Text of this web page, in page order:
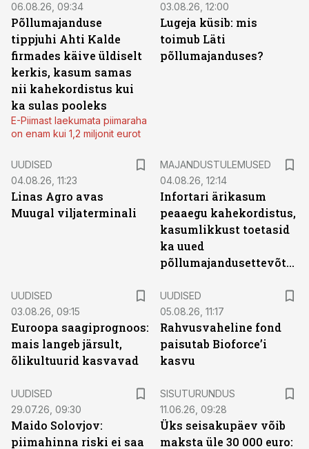
06.08.26, 09:34
Põllumajanduse
tippjuhi Ahti Kalde
firmades käive üldiselt
kerkis, kasum samas
nii kahekordistus kui
ka sulas pooleks
E-Piimast laekumata piimaraha
on enam kui 1,2 miljonit eurot
03.08.26, 12:00
Lugeja küsib: mis
toimub Läti
põllumajanduses?
UUDISED
04.08.26, 11:23
Linas Agro avas
Muugal viljaterminali
MAJANDUSTULEMUSED
04.08.26, 12:14
Infortari ärikasum
peaaegu kahekordistus,
kasumlikkust toetasid
ka uued
põllumajandusettevõtted
UUDISED
03.08.26, 09:15
Euroopa saagiprognoos:
mais langeb järsult,
õlikultuurid kasvavad
UUDISED
05.08.26, 11:17
Rahvusvaheline fond
paisutab Bioforce’i
kasvu
UUDISED
29.07.26, 09:30
Maido Solovjov:
piimahinna riski ei saa
SISUTURUNDUS
11.06.26, 09:28
Üks seisakupäev võib
maksta üle 30 000 euro: